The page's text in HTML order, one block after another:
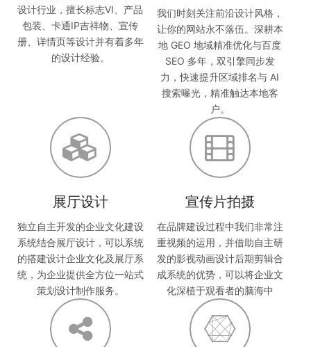
设计行业，擅长标志VI、产品
包装、卡通IP吉祥物、宣传
册、详情页等设计并有着多年
的设计经验。
我们时刻关注前沿设计风格，
让你的网站永不落伍。深耕本
地 GEO 地域精准优化与百度
SEO 多年，双引擎同步发
力，快速提升区域排名与 AI
搜索曝光，精准触达本地客
户。
展厅设计
独立自主开发的企业文化建设
系统结合展厅设计，可以系统
的搭建设计企业文化及展厅系
统，为企业提供全方位一站式
策划设计制作服务。
宣传片拍摄
在品牌建设过程中我们非常注
重视频的运用，并借助自主研
发的影视动画设计后期剪辑合
成系统的优势，可以将企业文
化深植于观看者的脑海中